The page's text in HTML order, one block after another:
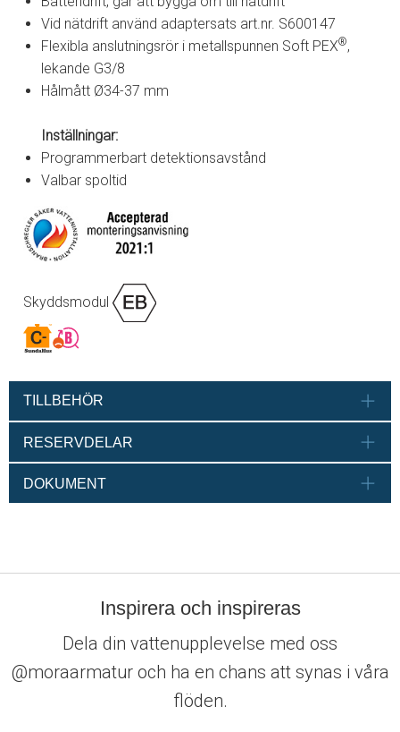
Vid nätdrift använd adaptersats art.nr. S600147
Flexibla anslutningsrör i metallspunnen Soft PEX®,
lekande G3/8
Hålmått Ø34-37 mm
Inställningar:
Programmerbart detektionsavstånd
Valbar spoltid
Skyddsmodul
TILLBEHÖR
RESERVDELAR
DOKUMENT
Inspirera och inspireras
Dela din vattenupplevelse med oss
@moraarmatur och ha en chans att synas i våra
flöden.